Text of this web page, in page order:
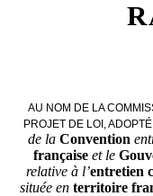
AU NOM DE LA
PROJET DE LOI,
de la Convention
françaiseet le
relative à l’entretien
située en territoire